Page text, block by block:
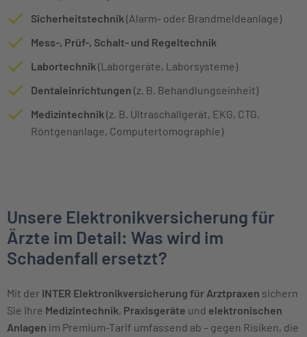
Sicherheitstechnik (Alarm- oder Brandmeldeanlage)
Mess-, Prüf-, Schalt- und Regeltechnik
Labortechnik (Laborgeräte, Laborsysteme)
Dentaleinrichtungen (z. B. Behandlungseinheit)
Medizintechnik (z. B. Ultraschallgerät, EKG, CTG,
Röntgenanlage, Computertomographie)
Unsere Elektronikversicherung für
Ärzte im Detail: Was wird im
Schadenfall ersetzt?
Mit der INTER Elektronikversicherung für Arztpraxen sichern
Sie Ihre Medizintechnik, Praxisgeräte und elektronischen
Anlagen im Premium-Tarif umfassend ab – gegen Risiken, die